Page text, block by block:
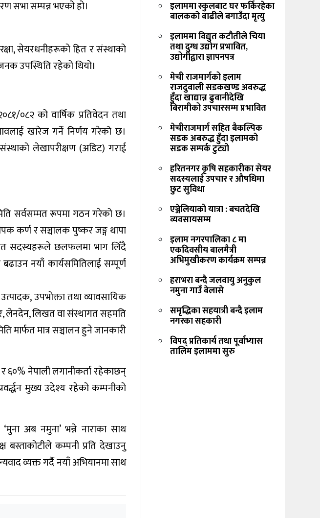
सभा सम्पन्न भएको हो।
सेयरधनीहरूको हित र संस्थाको
उपस्थिति रहेको थियो।
०८२ को वार्षिक प्रतिवेदन तथा
खारेज गर्ने निर्णय गरेको छ।
लेखापरीक्षण (अडिट) गराई
सर्वसम्मत रूपमा गठन गरेको छ।
कर्ण र सञ्चालक पुष्कर जङ्ग थापा
सदस्यहरूले छलफलमा भाग लिँदै
नयाँ कार्यसमितिलाई सम्पूर्ण
उपभोक्ता तथा व्यावसायिक
लेनदेन, लिखत वा संस्थागत सहमति
मात्र सञ्चालन हुने जानकारी
६०% नेपाली लगानीकर्ता रहेकाछन्
मुख्य उदेश्य रहेको कम्पनीको
अब नमुना’ भन्ने नाराका साथ
बस्ताकोटीले कम्पनी प्रति देखाउनु
व्यक्त गर्दै नयाँ अभियानमा साथ
इलाममा स्कुलबाट घर फर्किरहेका
बालकको बाढीले बगाउँदा मृत्यु
इलाममा विद्युत कटौतीले चिया
तथा दुग्ध उद्योग प्रभावित,
उद्योगीद्वारा ज्ञापनपत्र
मेची राजमार्गको इलाम
राजदुवाली सडकखण्ड अवरुद्ध
हुँदा खाद्यान्न ढुवानीदेखि
बिरामीको उपचारसम्म प्रभावित
मेचीराजमार्ग सहित बैकल्पिक
सडक अबरुद्ध हुँदा इलामको
सडक सम्पर्क टुट्यो
हरितनगर कृषि सहकारीका सेयर
सदस्यलाई उपचार र औषधिमा
छुट सुविधा
एञ्जेलियाको यात्रा : बचतदेखि
व्यवसायसम्म
इलाम नगरपालिका ८ मा
एकदिवसीय बालमैत्री
अभिमुखीकरण कार्यक्रम सम्पन्न
हराभरा बन्दै जलवायु अनुकुल
नमुना गाउँ बेलासे
समृद्धिका सहयात्री बन्दै इलाम
नगरका सहकारी
विपद् प्रतिकार्य तथा पूर्वाभ्यास
तालिम इलाममा सुरु